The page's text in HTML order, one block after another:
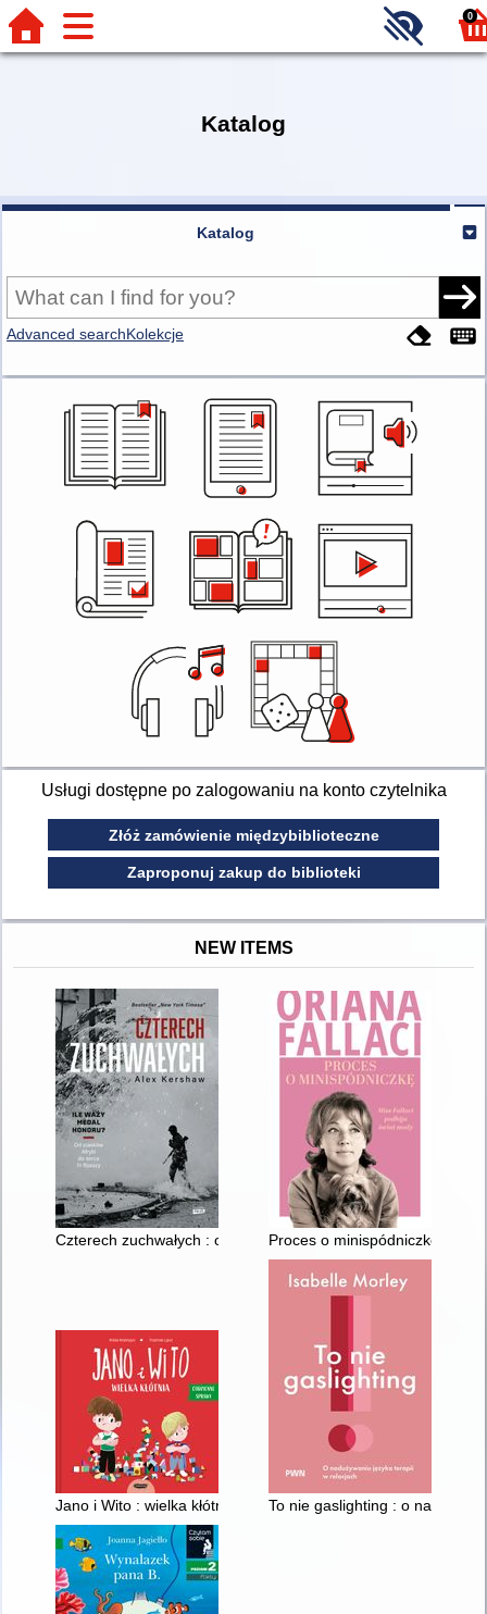
0
Katalog
Katalog
Advanced searchKolekcje
Usługi dostępne po zalogowaniu na konto czytelnika
Złóż zamówienie międzybiblioteczne
Zaproponuj zakup do biblioteki
NEW ITEMS
Czterech zuchwałych : od piasków Afryki do serca III Rzeszy
Proces o minispódniczkę :
Jano i Wito : wielka kłótnia To nie gaslighting : o